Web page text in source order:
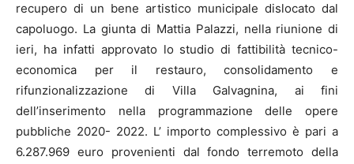
recupero di un bene artistico municipale dislocato dal
capoluogo. La giunta di Mattia Palazzi, nella riunione di
ieri, ha infatti approvato lo studio di fattibilità tecnico-
economica per il restauro, consolidamento e
rifunzionalizzazione di Villa Galvagnina, ai fini
dell’inserimento nella programmazione delle opere
pubbliche 2020- 2022. L’ importo complessivo è pari a
6.287.969 euro provenienti dal fondo terremoto della